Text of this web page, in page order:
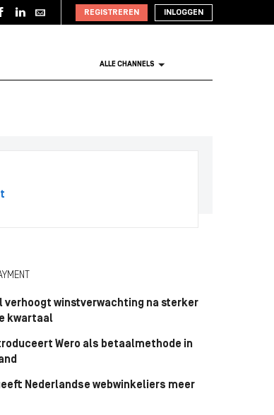
REGISTREREN INLOGGEN
ALLE CHANNELS
verhoogt winstverwachting na sterker
kwartaal
Wero als betaalmethode in
Nederlandse webwinkeliers meer